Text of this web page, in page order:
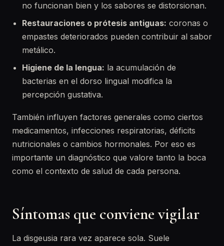
no funcionan bien y los sabores se distorsionan.
Restauraciones o prótesis antiguas: coronas o
empastes deteriorados pueden contribuir al sabor
metálico.
Higiene de la lengua: la acumulación de
bacterias en el dorso lingual modifica la
percepción gustativa.
También influyen factores generales como ciertos
medicamentos, infecciones respiratorias, déficits
nutricionales o cambios hormonales. Por eso es
importante un diagnóstico que valore tanto la boca
como el contexto de salud de cada persona.
Síntomas que conviene vigilar
La disgeusia rara vez aparece sola. Suele